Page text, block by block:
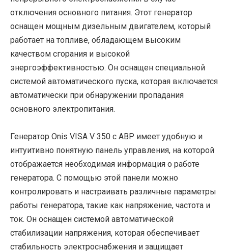
отключения основного питания. Этот генератор
оснащен мощным дизельным двигателем, который
работает на топливе, обладающем высоким
качеством сгорания и высокой
энергоэффективностью. Он оснащен специальной
системой автоматического пуска, которая включается
автоматически при обнаружении пропадания
основного электропитания.
Генератор Onis VISA V 350 с АВР имеет удобную и
интуитивно понятную панель управления, на которой
отображается необходимая информация о работе
генератора. С помощью этой панели можно
контролировать и настраивать различные параметры
работы генератора, такие как напряжение, частота и
ток. Он оснащен системой автоматической
стабилизации напряжения, которая обеспечивает
стабильность электроснабжения и защищает